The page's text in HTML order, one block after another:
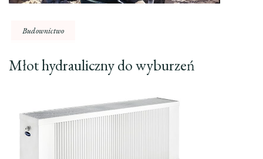
Budownictwo
Młot hydrauliczny do wyburzeń